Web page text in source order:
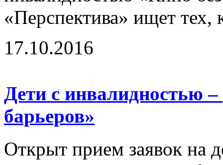
«Перспектива» ищет тех,
17.10.2016
Дети с инвалидностью
барьеров»
Открыт прием заявок на